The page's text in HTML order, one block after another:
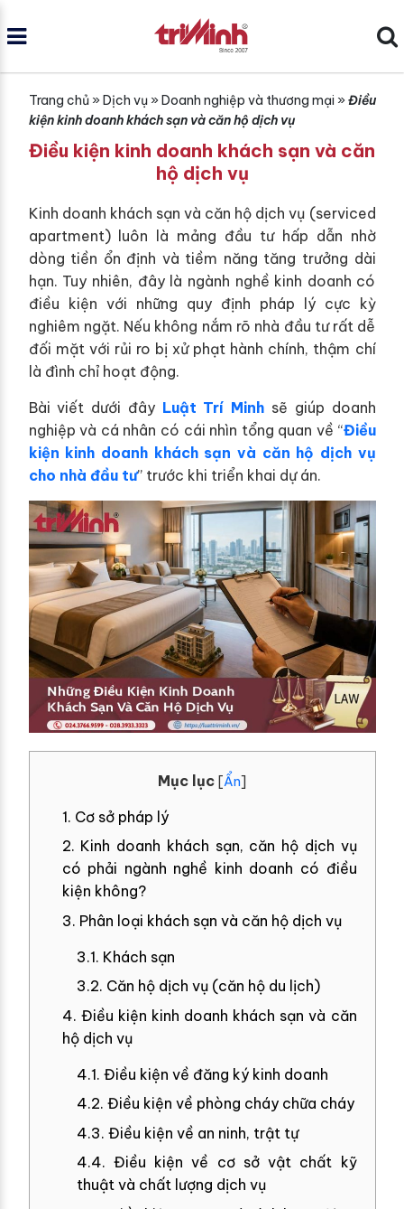
Trang chủ» Dịch vụ» Doanh nghiệp và thương mại » Điều
kiện kinh doanh khách sạn và căn hộ dịch vụ
Điều kiện kinh doanh khách sạn và căn
hộ dịch vụ
Kinh doanh khách sạn và căn hộ dịch vụ (serviced
apartment) luôn là mảng đầu tư hấp dẫn nhờ
dòng tiền ổn định và tiềm năng tăng trưởng dài
hạn. Tuy nhiên, đây là ngành nghề kinh doanh có
điều kiện với những quy định pháp lý cực kỳ
nghiêm ngặt. Nếu không nắm rõ nhà đầu tư rất dễ
đối mặt với rủi ro bị xử phạt hành chính, thậm chí
là đình chỉ hoạt động.
Bài viết dưới đây Luật Trí Minh sẽ giúp doanh
nghiệp và cá nhân có cái nhìn tổng quan về “Điều
kiện kinh doanh khách sạn và căn hộ dịch vụ
cho nhà đầu tư” trước khi triển khai dự án.
Mục lục [Ẩn]
1. Cơ sở pháp lý
2. Kinh doanh khách sạn, căn hộ dịch vụ
có phải ngành nghề kinh doanh có điều
kiện không?
3. Phân loại khách sạn và căn hộ dịch vụ
3.1. Khách sạn
3.2. Căn hộ dịch vụ (căn hộ du lịch)
4. Điều kiện kinh doanh khách sạn và căn
hộ dịch vụ
4.1. Điều kiện về đăng ký kinh doanh
4.2. Điều kiện về phòng cháy chữa cháy
4.3. Điều kiện về an ninh, trật tự
4.4. Điều kiện về cơ sở vật chất kỹ
thuật và chất lượng dịch vụ